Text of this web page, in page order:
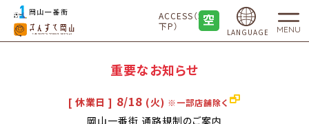
ACCESS（地
下P）
LANGUAGE MENU
重要なお知らせ
[ 休業日 ] 8/18 (火) ※一部店舗除く
岡山一番街 通路規制のご案内